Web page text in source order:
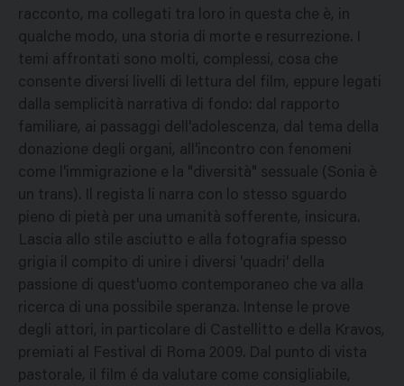
racconto, ma collegati tra loro in questa che è, in
qualche modo, una storia di morte e resurrezione. I
temi affrontati sono molti, complessi, cosa che
consente diversi livelli di lettura del film, eppure legati
dalla semplicità narrativa di fondo: dal rapporto
familiare, ai passaggi dell'adolescenza, dal tema della
donazione degli organi, all'incontro con fenomeni
come l'immigrazione e la "diversità" sessuale (Sonia è
un trans). Il regista li narra con lo stesso sguardo
pieno di pietà per una umanità sofferente, insicura.
Lascia allo stile asciutto e alla fotografia spesso
grigia il compito di unire i diversi 'quadri' della
passione di quest'uomo contemporaneo che va alla
ricerca di una possibile speranza. Intense le prove
degli attori, in particolare di Castellitto e della Kravos,
premiati al Festival di Roma 2009. Dal punto di vista
pastorale, il film é da valutare come consigliabile,